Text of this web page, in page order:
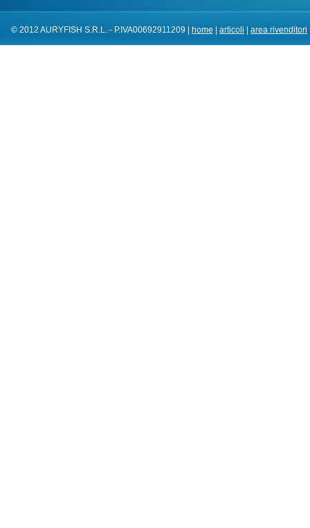
© 2012 AURYFISH S.R.L. - P.IVA00692911209 | home articoli area rivenditori